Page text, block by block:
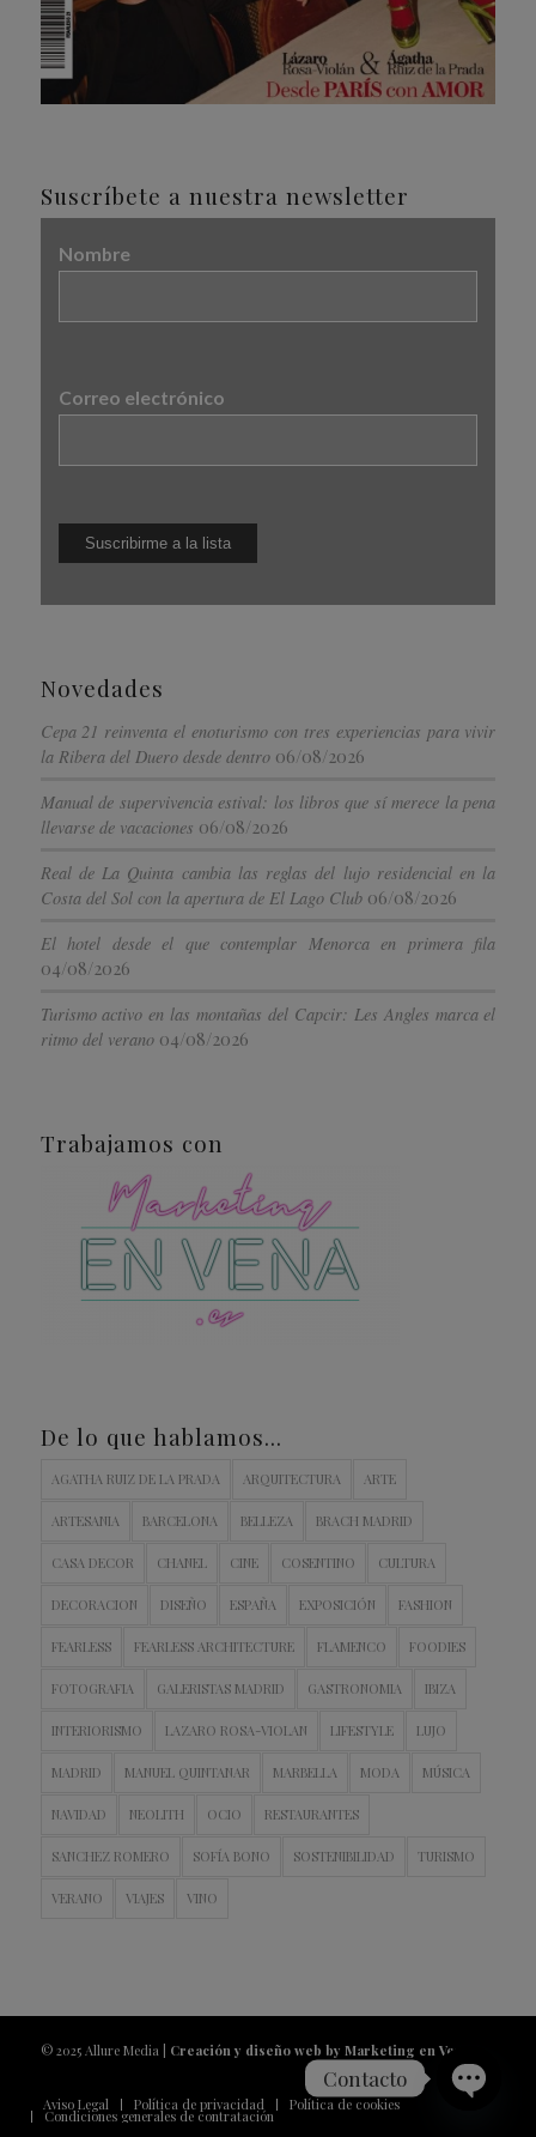
Suscríbete a nuestra newsletter
Nombre
Correo electrónico
Novedades
Cepa 21 reinventa el enoturismo con tres experiencias para vivir
la Ribera del Duero desde dentro 06/08/2026
Manual de supervivencia estival: los libros que sí merece la pena
llevarse de vacaciones 06/08/2026
Real de La Quinta cambia las reglas del lujo residencial en la
Costa del Sol con la apertura de El Lago Club 06/08/2026
El hotel desde el que contemplar Menorca en primera fila
04/08/2026
Turismo activo en las montañas del Capcir: Les Angles marca el
ritmo del verano 04/08/2026
Trabajamos con
De lo que hablamos…
AGATHA RUIZ DE LA PRADA ARQUITECTURA ARTE
ARTESANIA BARCELONA BELLEZA BRACH MADRID
CASA DECOR CHANEL CINE COSENTINO CULTURA
DECORACION DISEÑO ESPAÑA EXPOSICIÓN FASHION
FEARLESS FEARLESS ARCHITECTURE FLAMENCO FOODIES
FOTOGRAFIA GALERISTAS MADRID GASTRONOMIA IBIZA
INTERIORISMO LAZARO ROSA-VIOLAN LIFESTYLE LUJO
MADRID MANUEL QUINTANAR MARBELLA MODA MÚSICA
NAVIDAD NEOLITH OCIO RESTAURANTES
SANCHEZ ROMERO SOFÍA BONO SOSTENIBILIDAD TURISMO
VERANO VIAJES VINO
© 2025 Allure Media | Creación y diseño web by Marketing en Vena
Aviso Legal Política de privacidad Política de cookies
Condiciones generales de contratación
Contacto